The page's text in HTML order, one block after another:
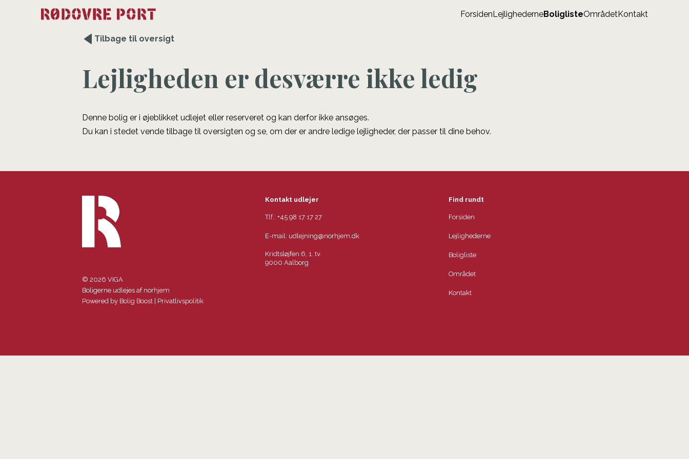
ForsidenLejlighederneBoliglisteOmrådetKontakt
Tilbage til oversigt
Lejligheden er desværre ikke ledig
Denne bolig er i øjeblikket udlejet eller reserveret og kan derfor ikke ansøges.
Du kan i stedet vende tilbage til oversigten og se, om der er andre ledige lejligheder, der passer til dine behov.
© 2026 VIGA
Boligerne udlejes af norhjem
Powered by Bolig Boost Privatlivspolitik
Kontakt udlejer
Tlf.:+45 98 17 17 27
E-mail: udlejning@norhjem.dk
Kridtsløjfen 6, 1. tv.
9000 Aalborg
Find rundt
Forsiden
Lejlighederne
Boligliste
Området
Kontakt